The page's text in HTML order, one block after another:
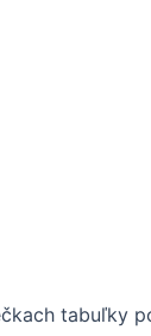
tabuľky